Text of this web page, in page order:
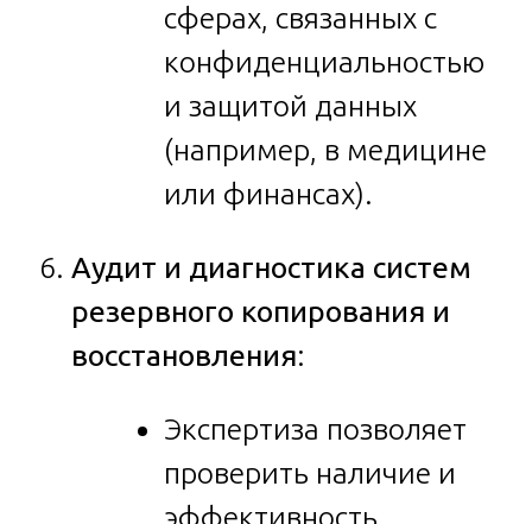
сферах, связанных с
конфиденциальностью
и защитой данных
(например, в медицине
или финансах).
Аудит и диагностика систем
резервного копирования и
восстановления:
Экспертиза позволяет
проверить наличие и
эффективность